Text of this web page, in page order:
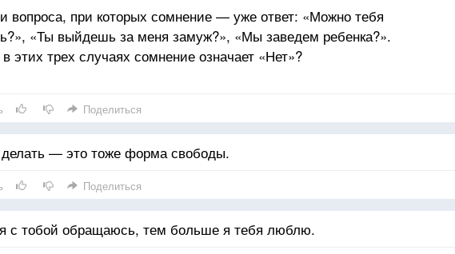
вопроса, при которых сомнение — уже ответ: «Можно тебя
«Ты выйдешь за меня замуж?», «Мы заведем ребенка?».
этих трех случаях сомнение означает «Нет»?
Поделиться
делать — это тоже форма свободы.
Поделиться
с тобой обращаюсь, тем больше я тебя люблю.